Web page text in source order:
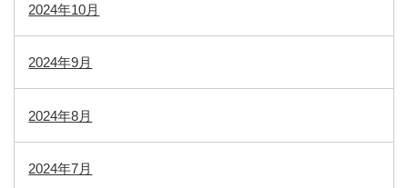
2024年10月
2024年9月
2024年8月
2024年7月